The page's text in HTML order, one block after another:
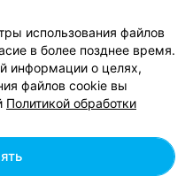
в Минске
использования файлов
в более позднее время.
информации о целях,
файлов cookie вы
Политикой обработки